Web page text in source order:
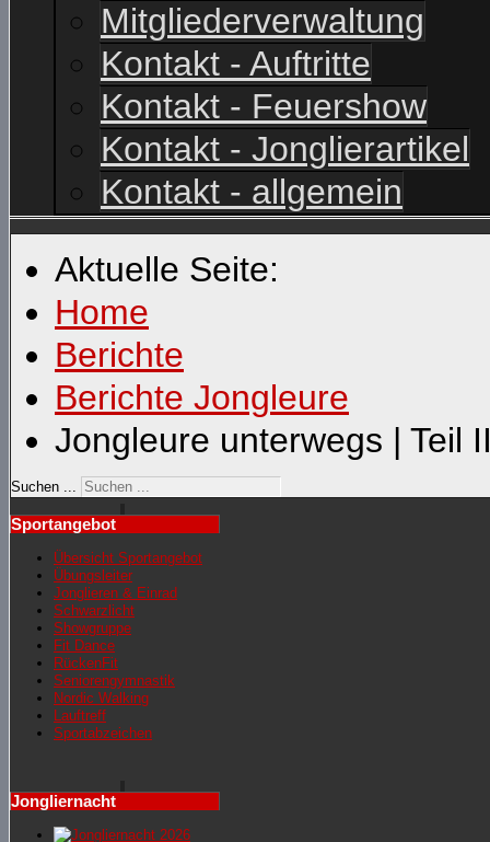
Mitgliederverwaltung
Kontakt - Auftritte
Kontakt - Feuershow
Kontakt - Jonglierartikel
Kontakt - allgemein
Aktuelle Seite:
Home
Berichte
Berichte Jongleure
Jongleure unterwegs | Teil
Suchen ...
Sportangebot
Übersicht Sportangebot
Übungsleiter
Jonglieren & Einrad
Schwarzlicht
Showgruppe
Fit Dance
RückenFit
Seniorengymnastik
Nordic Walking
Lauftreff
Sportabzeichen
Jongliernacht